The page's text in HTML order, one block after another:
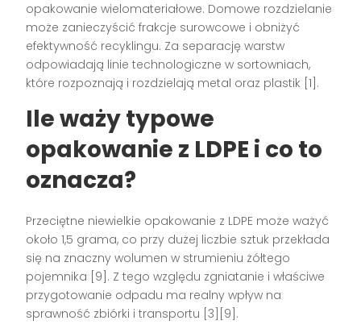
opakowanie wielomateriałowe. Domowe rozdzielanie
może zanieczyścić frakcje surowcowe i obniżyć
efektywność recyklingu. Za separację warstw
odpowiadają linie technologiczne w sortowniach,
które rozpoznają i rozdzielają metal oraz plastik [1].
Ile waży typowe
opakowanie z LDPE i co to
oznacza?
Przeciętne niewielkie opakowanie z LDPE może ważyć
około 1,5 grama, co przy dużej liczbie sztuk przekłada
się na znaczny wolumen w strumieniu żółtego
pojemnika [9]. Z tego względu zgniatanie i właściwe
przygotowanie odpadu ma realny wpływ na
sprawność zbiórki i transportu [3][9].